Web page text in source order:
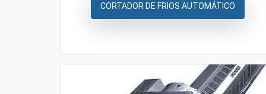
CORTADOR DE FRIOS AUTOMÁTICO